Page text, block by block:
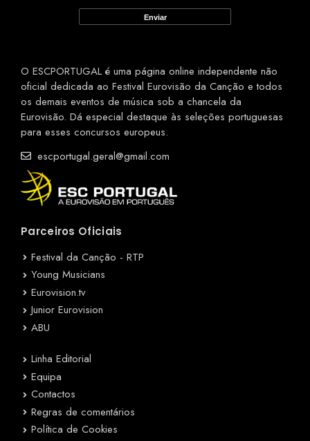
O ESCPORTUGAL é uma página online independente não
oficial dedicada ao Festival Eurovisão da Canção e todos
os demais eventos de música sob a chancela da
Eurovisão. Dá especial destaque às seleções portuguesas
para esses concursos europeus.
escportugal.geral@gmail.com
Parceiros Oficiais
Festival da Canção - RTP
Young Musicians
Eurovision.tv
Junior Eurovision
ABU
Linha Editorial
Equipa
Contactos
Regras de comentários
Política de Cookies